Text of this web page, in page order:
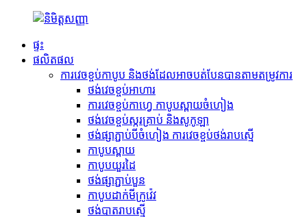
ផ្ទះ
ផលិតផល
ការវេចខ្ចប់កាបូប និងថង់ដែលអាចបត់បែនបានតាមតម្រូវការ
ថង់វេចខ្ចប់អាហារ
ការវេចខ្ចប់កាហ្វេ កាបូបស្ពាយចំហៀង
ថង់វេចខ្ចប់ស្ករគ្រាប់ និងសូកូឡា
ថង់ផ្សាភ្ជាប់បីចំហៀង ការវេចខ្ចប់ថង់រាបស្មើ
កាបូបស្ពាយ
កាបូបយួរដៃ
ថង់ផ្សាភ្ជាប់បួន
កាបូបដាក់មីក្រូវ៉េវ
ថង់បាតរាបស្មើ